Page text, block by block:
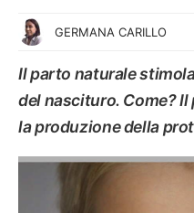
GERMANA CARILLO
Il parto naturale
del nascituro. Come?
la produzione della